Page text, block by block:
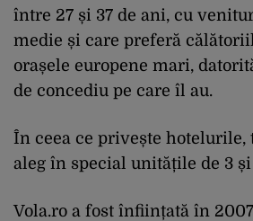
între 27 și 37 de ani, cu
medie și care preferă
orașele europene mari,
de concediu pe care îl au.
În ceea ce privește
aleg în special unitățile de 3 și
Vola.ro a fost înființată în